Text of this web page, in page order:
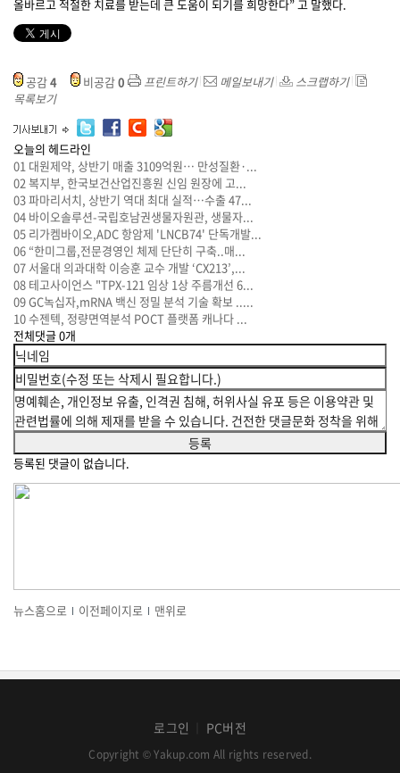
올바르고 적절한 치료를 받는데 큰 도움이 되기를 희망한다” 고 말했다.
공감4 비공감0 프린트하기 메일보내기
스크랩하기
목록보기
오늘의 헤드라인
01 대원제약, 상반기 매출 3109억원… 만성질환·...
02복지부, 한국보건산업진흥원 신임 원장에 고...
03파마리서치, 상반기 역대 최대 실적…수출 47...
04 바이오솔루션-국립호남권생물자원관, 생물자...
05 리가켐바이오,ADC 항암제 'LNCB74' 단독개발...
06 “한미그룹,전문경영인 체제 단단히 구축..매...
07 서울대 의과대학 이승훈 교수 개발 ‘CX213’,...
08 테고사이언스 "TPX-121 임상 1상 주름개선 6...
09GC녹십자,mRNA 백신 정밀 분석 기술 확보 .....
10수젠텍, 정량면역분석 POCT 플랫폼 캐나다 ...
전체댓글0개
등록된 댓글이 없습니다.
뉴스홈으로 이전페이지로 맨위로
로그인 PC버전
Copyright © Yakup.com All rights reserved.